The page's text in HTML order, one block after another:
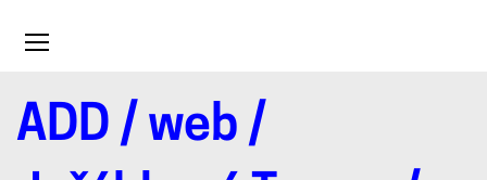
Toggle
ADD / web /